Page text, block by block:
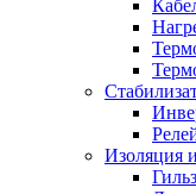
Изоляция